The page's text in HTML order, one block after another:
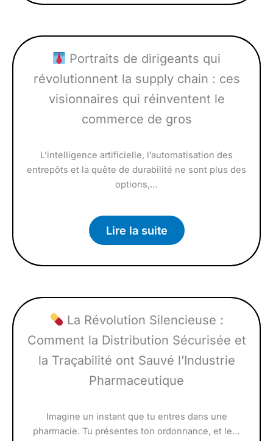
Portraits de dirigeants qui
révolutionnent la supply chain : ces
visionnaires qui réinventent le
commerce de gros
L’intelligence artificielle, l’automatisation des
entrepôts et la quête de durabilité ne sont plus des
options,…
Lire la suite
La Révolution Silencieuse :
Comment la Distribution Sécurisée et
la Traçabilité ont Sauvé l’Industrie
Pharmaceutique
Imagine un instant que tu entres dans une
pharmacie. Tu présentes ton ordonnance, et le…